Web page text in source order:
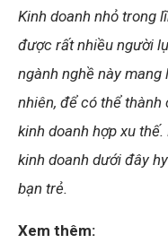
Kinh doanh nhỏ trong
được rất nhiều người
ngành nghề này
nhiên, để có thể
kinh doanh hợp xu
kinh doanh dưới đây
bạn trẻ.
Xem thêm: